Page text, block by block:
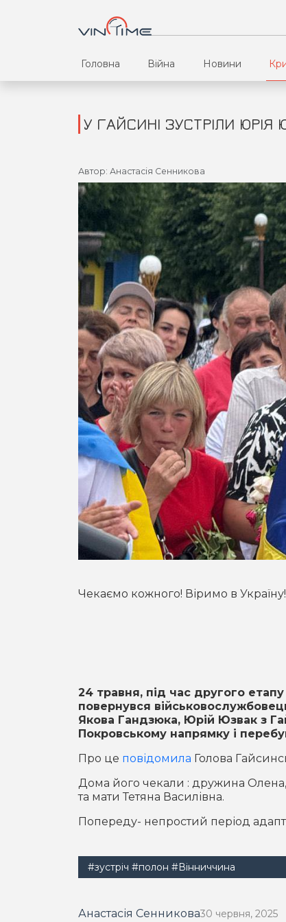
Головна Війна Новини
У ГАЙСИНІ ЗУСТРІЛИ
Автор: Анастасія Сенникова
Чекаємо кожного! Віримо в Україну!
24 травня, під час другого
повернувся
Якова Гандзюка, Юрій Юзвак з
Покровському напрямку і
Про це повідомила Голова
Дома його чекали : дружина
та мати Тетяна Василівна.
Попереду- непростий період
#зустріч #полон #Вінниччина
Анастасія Сенникова30 червня, 2025